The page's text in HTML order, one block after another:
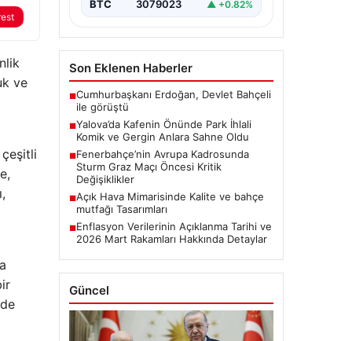
ve
Son Eklenen Haberler
Cumhurbaşkanı Erdoğan, Devlet Bahçeli
ile görüştü
Yalova’da Kafenin Önünde Park İhlali
Komik ve Gergin Anlara Sahne Oldu
Fenerbahçe’nin Avrupa Kadrosunda
Sturm Graz Maçı Öncesi Kritik
Değişiklikler
Açık Hava Mimarisinde Kalite ve bahçe
mutfağı Tasarımları
Enflasyon Verilerinin Açıklanma Tarihi ve
Güncel